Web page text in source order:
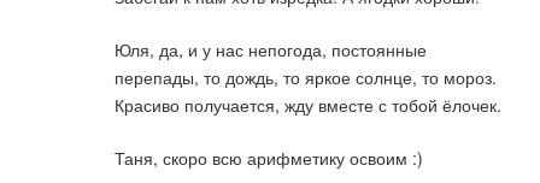
Юля, да, и у нас непогода, постоянные
перепады, то дождь, то яркое солнце, то мороз.
Красиво получается, жду вместе с тобой ёлочек.
Таня, скоро всю арифметику освоим :)